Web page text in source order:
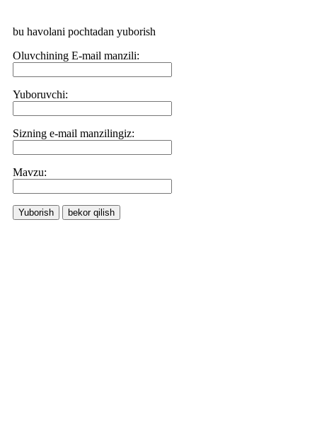
bu havolani pochtadan yuborish
Oluvchining E-mail manzili:
Yuboruvchi:
Sizning e-mail manzilingiz:
Маvzu:
Yuborish bekor qilish